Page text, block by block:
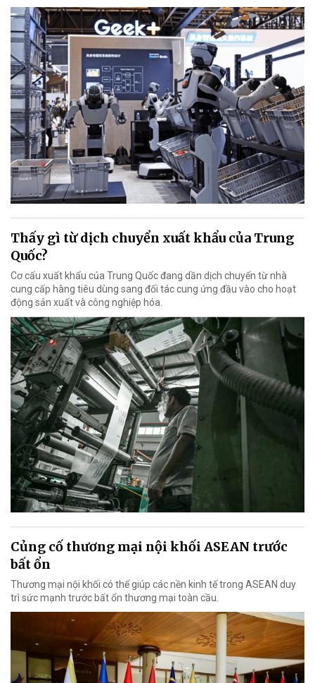
Thấy gì từ dịch chuyển xuất khẩu của Trung
Quốc?
Cơ cấu xuất khẩu của Trung Quốc đang dần dịch chuyển từ nhà
cung cấp hàng tiêu dùng sang đối tác cung ứng đầu vào cho hoạt
động sản xuất và công nghiệp hóa.
Củng cố thương mại nội khối ASEAN trước
bất ổn
Thương mại nội khối có thể giúp các nền kinh tế trong ASEAN duy
trì sức mạnh trước bất ổn thương mại toàn cầu.